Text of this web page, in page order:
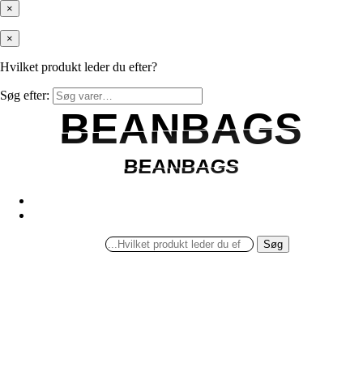
×
×
Hvilket produkt leder du efter?
Søg efter:
BEANBAGS
BEANBAGS
BEANBAGS
BEANBAGS
Søg